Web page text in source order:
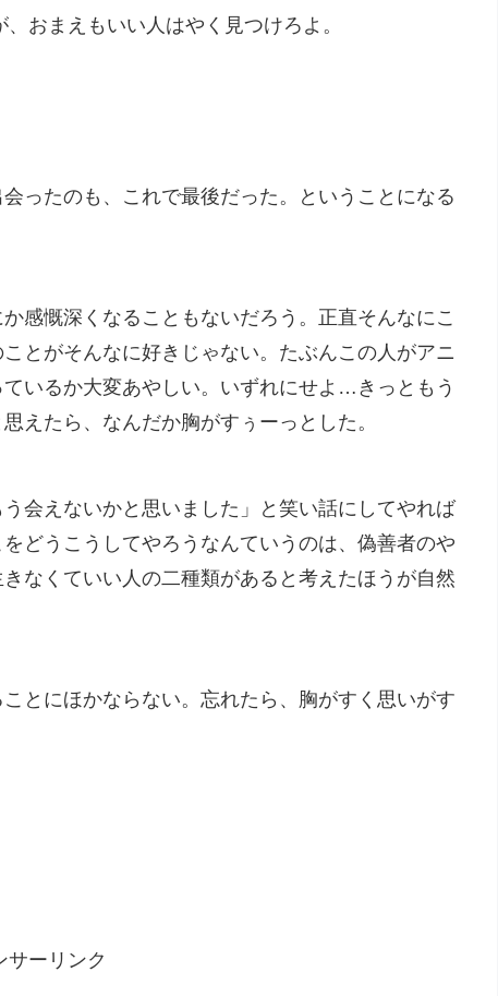
おまえもいい人はやく見つけろよ。
ったのも、これで最後だった。ということになる
感慨深くなることもないだろう。正直そんなにこ
とがそんなに好きじゃない。たぶんこの人がアニ
いるか大変あやしい。いずれにせよ…きっともう
えたら、なんだか胸がすぅーっとした。
会えないかと思いました」と笑い話にしてやれば
どうこうしてやろうなんていうのは、偽善者のや
なくていい人の二種類があると考えたほうが自然
とにほかならない。忘れたら、胸がすく思いがす
サーリンク